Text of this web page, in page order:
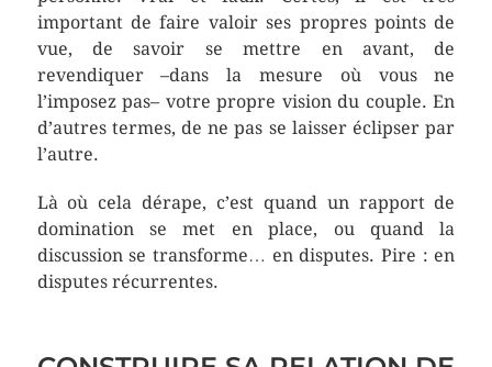
important de faire valoir ses propres points de
vue, de savoir se mettre en avant, de
revendiquer –dans la mesure où vous ne
l’imposez pas– votre propre vision du couple. En
d’autres termes, de ne pas se laisser éclipser par
l’autre.
Là où cela dérape, c’est quand un rapport de
domination se met en place, ou quand la
discussion se transforme… en disputes. Pire : en
disputes récurrentes.